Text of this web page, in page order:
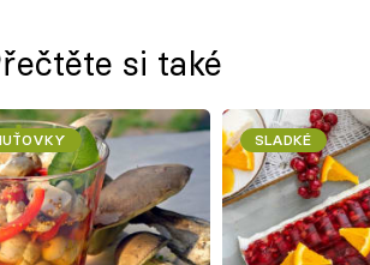
si také
SLADKÉ